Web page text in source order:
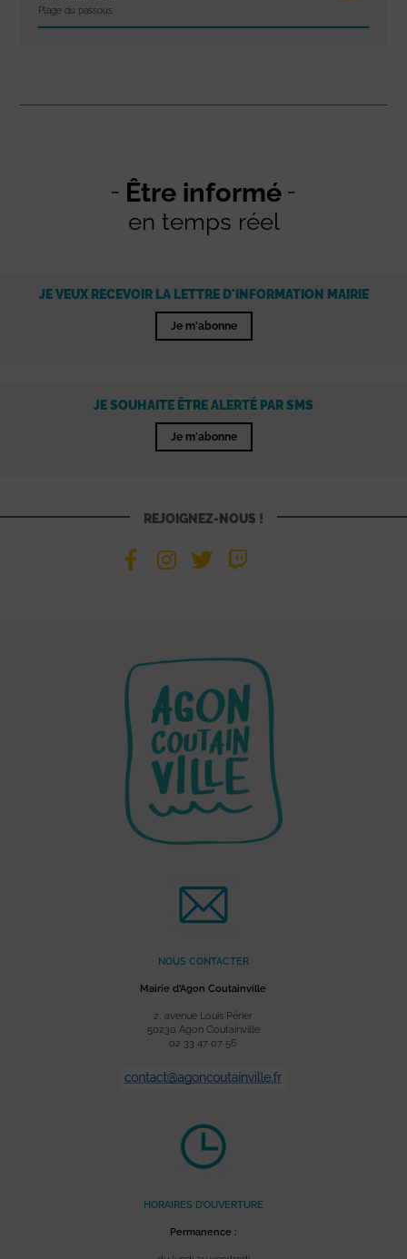
Plage du passous
Être informé
en temps réel
JE VEUX RECEVOIR LA LETTRE D'INFORMATION MAIRIE
Je m'abonne
JE SOUHAITE ÊTRE ALERTÉ PAR SMS
Je m'abonne
REJOIGNEZ-NOUS !
NOUS CONTACTER
Mairie d’Agon Coutainville
2, avenue Louis Périer
50230 Agon Coutainville
02 33 47 07 56
HORAIRES D’OUVERTURE
Permanence :